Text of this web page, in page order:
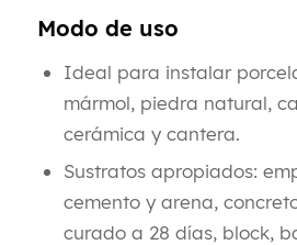
Modo de uso
Ideal para instalar
mármol, piedra natural,
cerámica y cantera.
Sustratos apropiados:
cemento y arena,
curado a 28 días, block,